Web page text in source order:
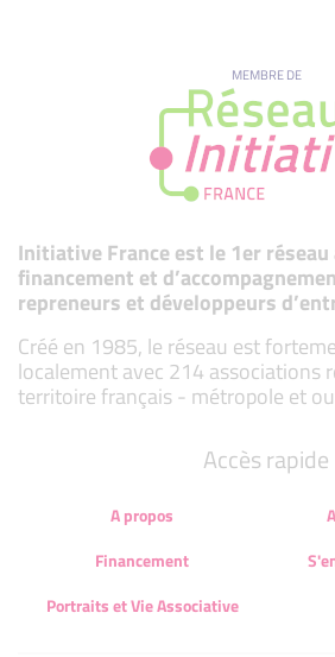
MEMBRE DE
Initiative France est le 1er
financement et
repreneurs et développeurs
Créé en 1985, le réseau est
localement avec 214 associations
territoire français - métropole et
Accès rapide
A propos
Financement
Portraits et Vie Associative